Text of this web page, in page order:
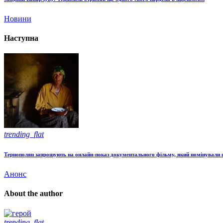
Новини
Наступна
trending_flat
Тернополян запрошують на онлайн-показ документального фільму, який номінували
Анонс
About the author